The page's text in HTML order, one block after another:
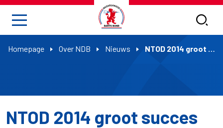
Homepage Over NDB Nieuws NTOD 2014 groot succes
NTOD 2014 groot succes